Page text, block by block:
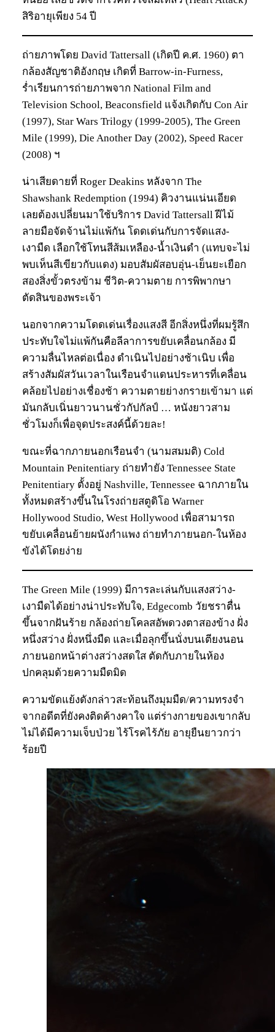
สิริอายุเพียง 54 ปี
ถ่ายภาพโดย David Tattersall (เกิดปี ค.ศ. 1960) ตา
กล้องสัญชาติอังกฤษ เกิดที่ Barrow-in-Furness,
ร่ำเรียนการถ่ายภาพจาก National Film and
Television School, Beaconsfield แจ้งเกิดกับ Con Air
(1997), Star Wars Trilogy (1999-2005), The Green
Mile (1999), Die Another Day (2002), Speed Racer
(2008) ฯ
น่าเสียดายที่ Roger Deakins หลังจาก The
Shawshank Redemption (1994) คิวงานแน่นเอียด
เลยต้องเปลี่ยนมาใช้บริการ David Tattersall ฝีไม้
ลายมือจัดจ้านไม่แพ้กัน โดดเด่นกับการจัดแสง-
เงามืด เลือกใช้โทนสีส้มเหลือง-น้ำเงินดำ (แทบจะไม่
พบเห็นสีเขียวกับแดง) มอบสัมผัสอบอุ่น-เย็นยะเยือก
สองสิ่งขั้วตรงข้าม ชีวิต-ความตาย การพิพากษา
ตัดสินของพระเจ้า
นอกจากความโดดเด่นเรื่องแสงสี อีกสิ่งหนึ่งที่ผมรู้สึก
ประทับใจไม่แพ้กันคือลีลาการขยับเคลื่อนกล้อง มี
ความลื่นไหลต่อเนื่อง ดำเนินไปอย่างช้าเนิบ เพื่อ
สร้างสัมผัสวันเวลาในเรือนจำแดนประหารที่เคลื่อน
คล้อยไปอย่างเชื่องช้า ความตายย่างกรายเข้ามา แต่
มันกลับเนิ่นยาวนานชั่วกัปกัลป์ … หนังยาวสาม
ชั่วโมงก็เพื่อจุดประสงค์นี้ด้วยละ!
ขณะที่ฉากภายนอกเรือนจำ (นามสมมติ) Cold
Mountain Penitentiary ถ่ายทำยัง Tennessee State
Penitentiary ตั้งอยู่ Nashville, Tennessee ฉากภายใน
ทั้งหมดสร้างขึ้นในโรงถ่ายสตูดิโอ Warner
Hollywood Studio, West Hollywood เพื่อสามารถ
ขยับเคลื่อนย้ายผนังกำแพง ถ่ายทำภายนอก-ในห้อง
ขังได้โดยง่าย
The Green Mile (1999) มีการละเล่นกับแสงสว่าง-
เงามืดได้อย่างน่าประทับใจ, Edgecomb วัยชราตื่น
ขึ้นจากฝันร้าย กล้องถ่ายโคลสอัพดวงตาสองข้าง ฝั่ง
หนึ่งสว่าง ฝั่งหนึ่งมืด และเมื่อลุกขึ้นนั่งบนเตียงนอน
ภายนอกหน้าต่างสว่างสดใส ตัดกับภายในห้อง
ปกคลุมด้วยความมืดมิด
ความขัดแย้งดังกล่าวสะท้อนถึงมุมมืด/ความทรงจำ
จากอดีตที่ยังคงติดค้างคาใจ แต่ร่างกายของเขากลับ
ไม่ได้มีความเจ็บป่วย ไร้โรคไร้ภัย อายุยืนยาวกว่า
ร้อยปี